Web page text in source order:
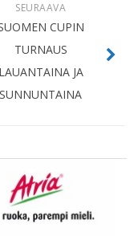
SEURAAVA
CUPIN
TURNAUS
LAUANTAINA JA
SUNNUNTAINA